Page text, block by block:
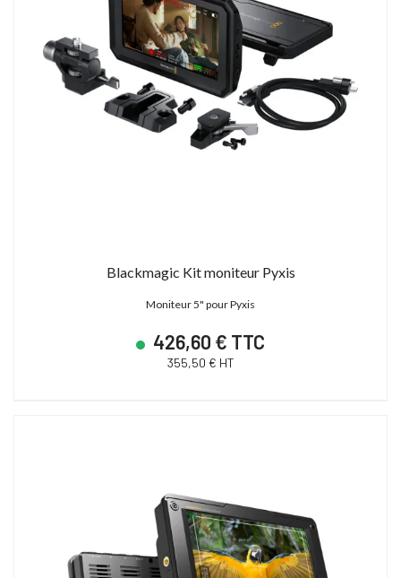
Blackmagic Kit moniteur Pyxis
Moniteur 5" pour Pyxis
426,60 € TTC
355,50 € HT